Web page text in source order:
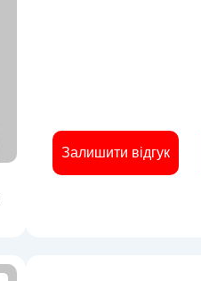
Залишити відгук